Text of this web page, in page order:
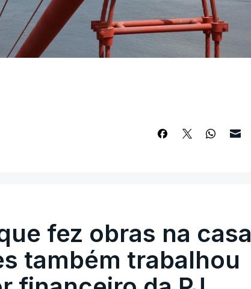
fez obras na casa
também trabalhou